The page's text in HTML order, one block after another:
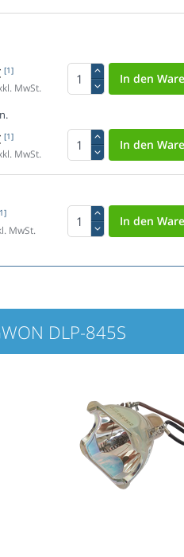
[1]
MwSt.
[1]
MwSt.
MwSt.
DLP-845S